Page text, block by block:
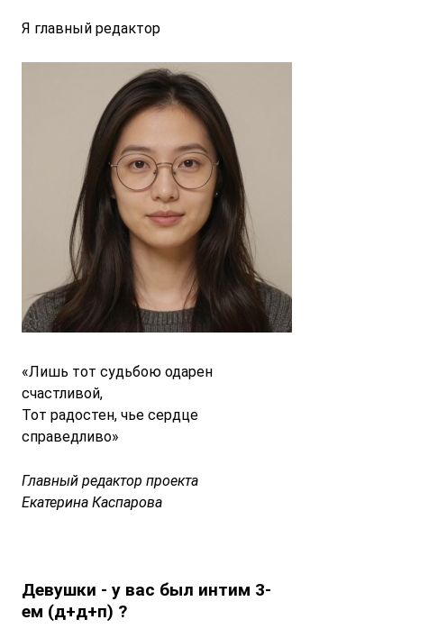
Я главный редактор
«Лишь тот судьбою одарен
счастливой,
Тот радостен, чье сердце
справедливо»
Главный редактор проекта
Екатерина Каспарова
Девушки - у вас был интим 3-
ем (д+д+п) ?